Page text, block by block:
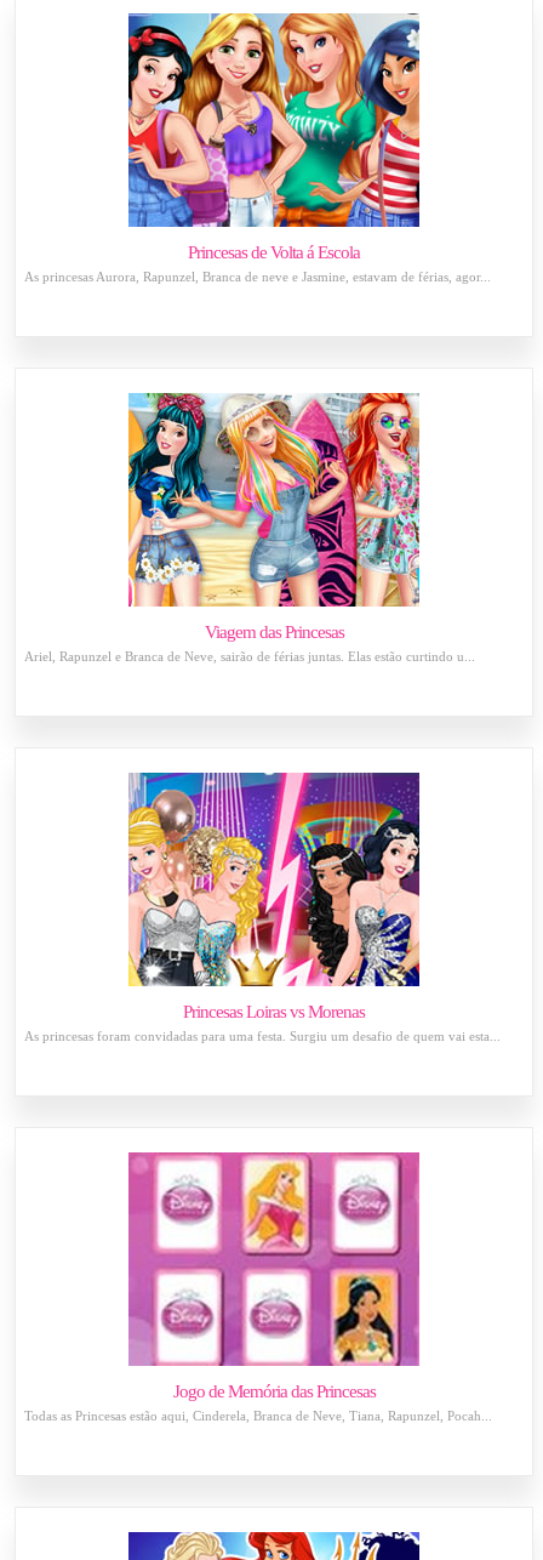
Princesas de Volta á Escola
As princesas Aurora, Rapunzel, Branca de neve e Jasmine, estavam de férias, agor...
Viagem das Princesas
Ariel, Rapunzel e Branca de Neve, sairão de férias juntas. Elas estão curtindo u...
Princesas Loiras vs Morenas
As princesas foram convidadas para uma festa. Surgiu um desafio de quem vai esta...
Jogo de Memória das Princesas
Todas as Princesas estão aqui, Cinderela, Branca de Neve, Tiana, Rapunzel, Pocah...